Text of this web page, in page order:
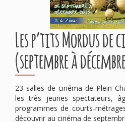
Les p’tits Mordus de
(septembre à
23 salles de cinéma de Plein
les très jeunes spectateurs,
programmes de courts-
découvrir au cinéma de